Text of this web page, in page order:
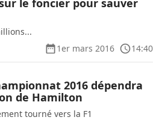
le foncier pour sauver
1er mars 2016
14:40
2016 dépendra
de Hamilton
tourné vers la F1